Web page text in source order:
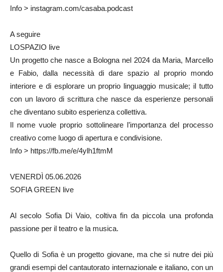
Info > instagram.com/casaba.podcast
A seguire
LOSPAZIO live
Un progetto che nasce a Bologna nel 2024 da Maria, Marcello
e Fabio, dalla necessità di dare spazio al proprio mondo
interiore e di esplorare un proprio linguaggio musicale; il tutto
con un lavoro di scrittura che nasce da esperienze personali
che diventano subito esperienza collettiva.
Il nome vuole proprio sottolineare l’importanza del processo
creativo come luogo di apertura e condivisione.
Info > https://fb.me/e/4ylh1ftmM
VENERDÌ 05.06.2026
SOFIA GREEN live
Al secolo Sofia Di Vaio, coltiva fin da piccola una profonda
passione per il teatro e la musica.
Quello di Sofia è un progetto giovane, ma che si nutre dei più
grandi esempi del cantautorato internazionale e italiano, con un